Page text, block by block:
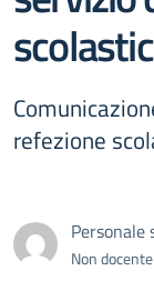
refezione
Personale
Non docente